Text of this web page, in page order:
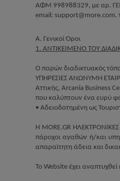
ΑΦΜ 998988329, με αρ.
email: support@more.com.
Α. Γενικοί Όροι
1. ΑΝΤΙΚΕΙΜΕΝΟ ΤΟΥ
Ο παρών διαδικτυακός
ΥΠΗΡΕΣΙΕΣ ΑΝΩΝΥΜΗ
Αττικής, Arcania Business
που καλύπτουν ένα ευρύ
• Αδειοδοτημένη ως
H MORE.GR ΗΛΕΚΤΡΟΝΙΚΕΣ
πάροχοι αγαθών ή/και
απαραίτητη άδεια και
Το Website έχει